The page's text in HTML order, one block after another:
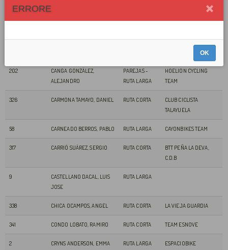
107
CALVO RODRIGUEZ, JOSE
JUAN
88
CANDELAS RODRIGUEZ,
RUTA LARGA CICLOS FRAN, C.C.
202
CANGA GONZÁLEZ,
ALEJANDRO
PAREJAS -
RUTA LARGA
HOELION CYCLING
TEAM
326 CARMONA TAMAYO, DANIEL RUTA CORTA
CLUB CICLISTA
TALAYUELA
58 CARNEADO BERROS, PABLO RUTA LARGA CAYONBIKES TEAM
317 CARRIÓ SUÁREZ, SERGIO RUTA CORTA
BTT PEÑA LA DEVA,
C.D.B
9
CASTELLANO DACAL, LUIS
JOSE
RUTA LARGA
338 CHICA OCAMPOS, ANGEL RUTA CORTA LA VIEJA GUARDIA
341 CONDO LOBATO, RAMIRO RUTA CORTA TEAM ESNOVE
2 CRYNS ANDERSON, EMMA RUTA LARGA ESPACIOBIKE
ERRORE
OK